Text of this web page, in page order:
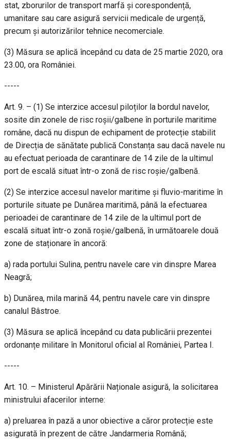
stat, zborurilor de transport marfă și corespondență,
umanitare sau care asigură servicii medicale de urgență,
precum și autorizărilor tehnice necomerciale.
(3) Măsura se aplică începând cu data de 25 martie 2020, ora
23.00, ora României.
-----
Art. 9. – (1) Se interzice accesul piloților la bordul navelor,
sosite din zonele de risc roșii/galbene în porturile maritime
române, dacă nu dispun de echipament de protecție stabilit
de Direcția de sănătate publică Constanța sau dacă navele nu
au efectuat perioada de carantinare de 14 zile de la ultimul
port de escală situat într-o zonă de risc roșie/galbenă.
(2) Se interzice accesul navelor maritime și fluvio-maritime în
porturile situate pe Dunărea maritimă, până la efectuarea
perioadei de carantinare de 14 zile de la ultimul port de
escală situat într-o zonă roșie/galbenă, în următoarele două
zone de staționare în ancoră:
a) rada portului Sulina, pentru navele care vin dinspre Marea
Neagră;
b) Dunărea, mila marină 44, pentru navele care vin dinspre
canalul Bâstroe.
(3) Măsura se aplică începând cu data publicării prezentei
ordonanțe militare în Monitorul oficial al României, Partea I.
-----
Art. 10. – Ministerul Apărării Naționale asigură, la solicitarea
ministrului afacerilor interne:
a) preluarea în pază a unor obiective a căror protecție este
asigurată în prezent de către Jandarmeria Română;